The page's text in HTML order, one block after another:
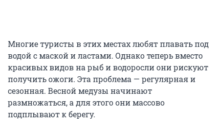
Многие туристы в этих местах любят плавать под
водой с маской и ластами. Однако теперь вместо
красивых видов на рыб и водоросли они рискуют
получить ожоги. Эта проблема — регулярная и
сезонная. Весной медузы начинают
размножаться, а для этого они массово
подплывают к берегу.